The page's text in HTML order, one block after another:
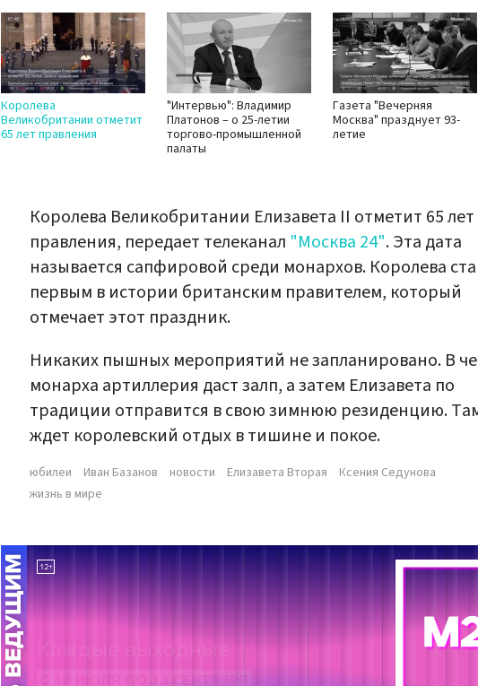
Королева
Великобритании отметит
65 лет правления
"Интервью": Владимир
Платонов – о 25-летии
торгово-промышленной
палаты
Газета "Вечерняя
Москва" празднует 93-
летие
Королева Великобритании Елизавета II отметит 65 лет
правления, передает телеканал "Москва 24". Эта дата
называется сапфировой среди монархов. Королева
первым в истории британским правителем, который
отмечает этот праздник.
Никаких пышных мероприятий не запланировано. В
монарха артиллерия даст залп, а затем Елизавета по
традиции отправится в свою зимнюю резиденцию.
ждет королевский отдых в тишине и покое.
юбилеи Иван Базанов новости Елизавета Вторая
Ксения Седунова
жизнь в мире